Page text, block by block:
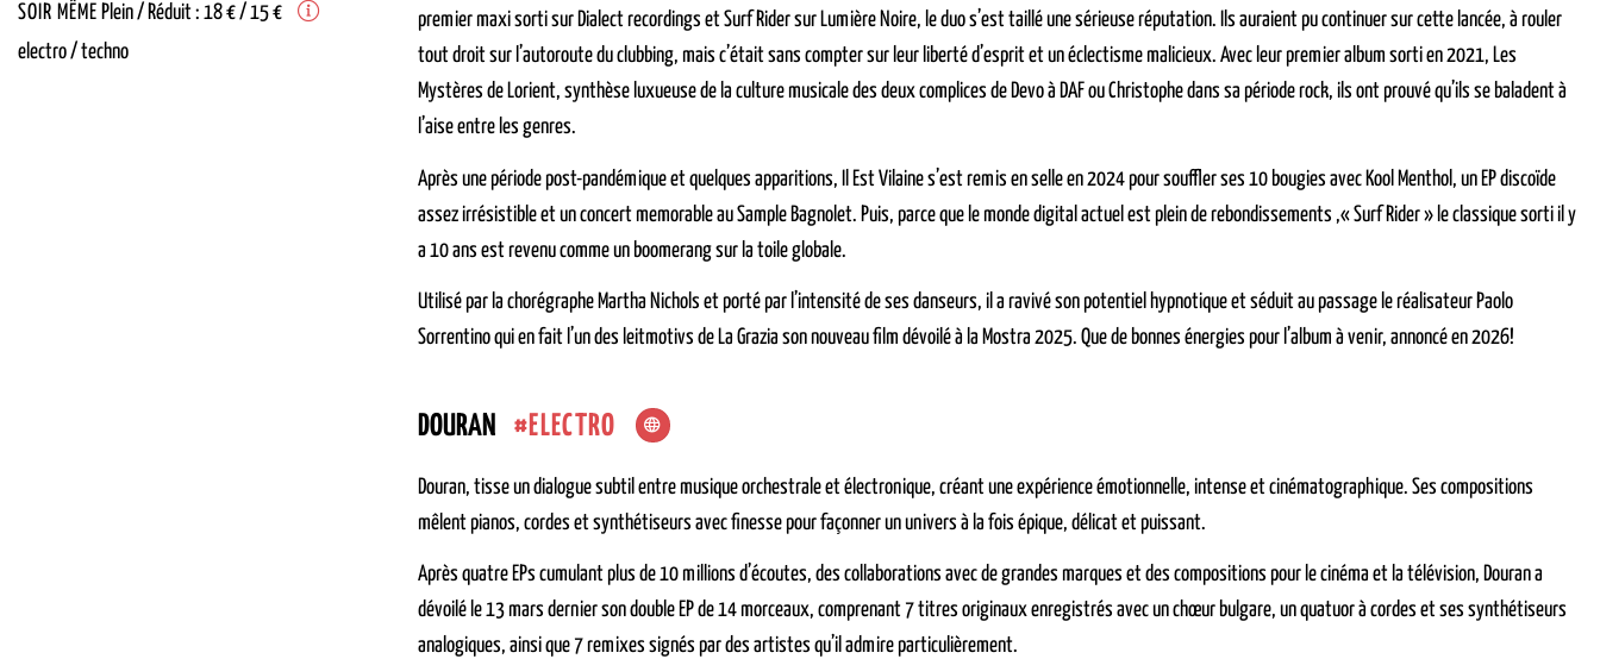
SOIR MÊME Plein / Réduit : 18 € / 15 €
electro / techno
premier maxi sorti sur Dialect recordings et Surf Rider sur Lumière Noire, le duo s’est taillé une sérieuse réputation. Ils auraient pu continuer sur cette lancée, à rouler
tout droit sur l’autoroute du clubbing, mais c’était sans compter sur leur liberté d’esprit et un éclectisme malicieux. Avec leur premier album sorti en 2021, Les
Mystères de Lorient, synthèse luxueuse de la culture musicale des deux complices de Devo à DAF ou Christophe dans sa période rock, ils ont prouvé qu’ils se baladent à
l’aise entre les genres.
Après une période post-pandémique et quelques apparitions, Il Est Vilaine s’est remis en selle en 2024 pour souffler ses 10 bougies avec Kool Menthol, un EP discoïde
assez irrésistible et un concert memorable au Sample Bagnolet. Puis, parce que le monde digital actuel est plein de rebondissements ,« Surf Rider » le classique sorti il y
a 10 ans est revenu comme un boomerang sur la toile globale.
Utilisé par la chorégraphe Martha Nichols et porté par l’intensité de ses danseurs, il a ravivé son potentiel hypnotique et séduit au passage le réalisateur Paolo
Sorrentino qui en fait l’un des leitmotivs de La Grazia son nouveau film dévoilé à la Mostra 2025. Que de bonnes énergies pour l’album à venir, annoncé en 2026!
DOURAN ELECTRO
Douran, tisse un dialogue subtil entre musique orchestrale et électronique, créant une expérience émotionnelle, intense et cinématographique. Ses compositions
mêlent pianos, cordes et synthétiseurs avec finesse pour façonner un univers à la fois épique, délicat et puissant.
Après quatre EPs cumulant plus de 10 millions d’écoutes, des collaborations avec de grandes marques et des compositions pour le cinéma et la télévision, Douran a
dévoilé le 13 mars dernier son double EP de 14 morceaux, comprenant 7 titres originaux enregistrés avec un chœur bulgare, un quatuor à cordes et ses synthétiseurs
analogiques, ainsi que 7 remixes signés par des artistes qu’il admire particulièrement.